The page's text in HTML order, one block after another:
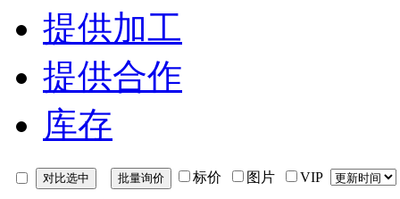
提供加工
提供合作
库存
标价 图片 VIP